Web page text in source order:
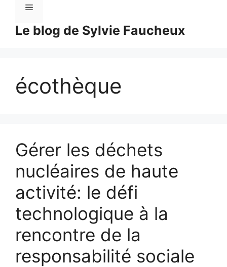
Le blog de Sylvie Faucheux
Menu
écothèque
Gérer les déchets
nucléaires de haute
activité: le défi
technologique à la
rencontre de la
responsabilité sociale